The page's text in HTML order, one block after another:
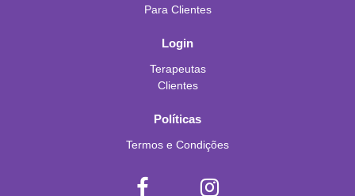
Para Clientes
Login
Terapeutas
Clientes
Políticas
Termos e Condições